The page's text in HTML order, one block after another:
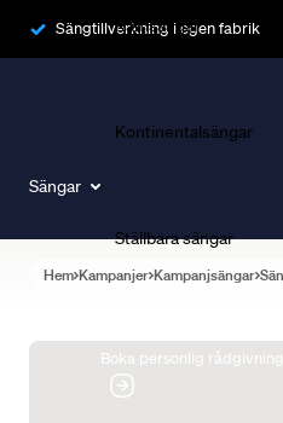
Sängtillverkning i egen fabrik
Sängar
Ramsängar
Kontinentalsängar
Ställbara sängar
Boka personlig
Hem Kampanjer Kampanjsängar